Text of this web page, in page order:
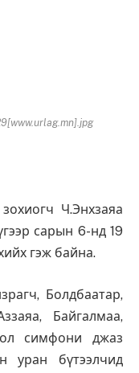
Ч.Энхзаяа
сарын 6-нд 19
гэж байна.
Болдбаатар,
Байгалмаа,
симфони джаз
уран бүтээлчид